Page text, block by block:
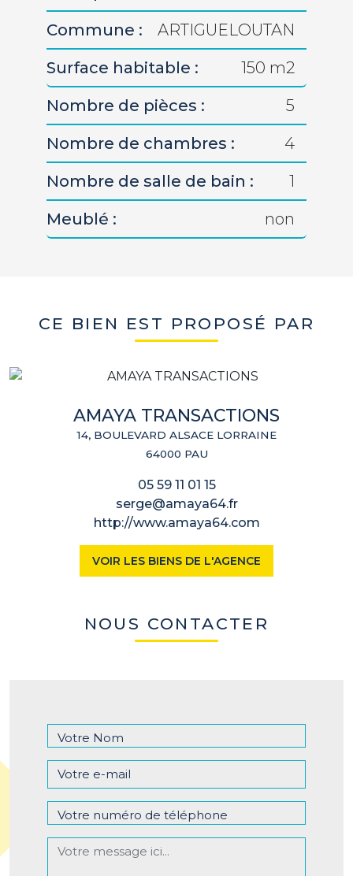
Commune :
ARTIGUELOUTAN
Surface habitable :
150 m2
Nombre de pièces :
5
Nombre de chambres :
4
Nombre de salle de bain :
1
Meublé :
non
CE BIEN EST PROPOSÉ PAR
AMAYA TRANSACTIONS
14, BOULEVARD ALSACE LORRAINE
64000 PAU
05 59 11 01 15
serge@amaya64.fr
http://www.amaya64.com
VOIR LES BIENS DE L'AGENCE
NOUS CONTACTER